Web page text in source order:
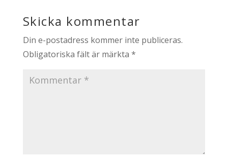
Skicka kommentar
Din e-postadress kommer inte publiceras.
Obligatoriska fält är märkta *